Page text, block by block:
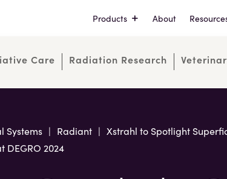
Products About
Care Radiation Research
Systems | Radiant | Xstrahl to Spotlight
DEGRO 2024